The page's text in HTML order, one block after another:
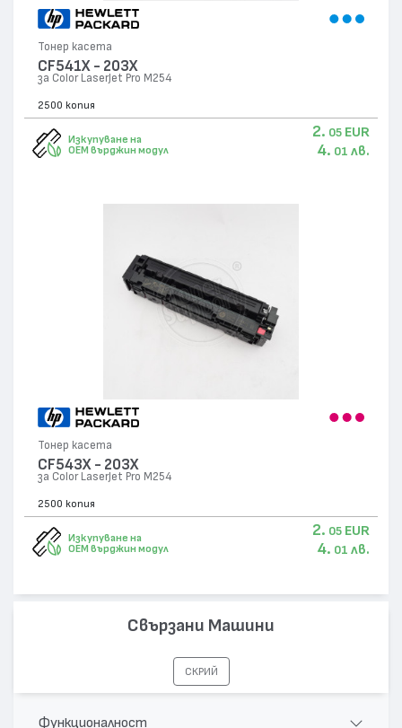
Тонер касета
CF541X - 203X
за Color LaserJet Pro M254
2500 копия
Изкупуване на
OEM върджин модул
2. 05 EUR
4. 01 лв.
Тонер касета
CF543X - 203X
за Color LaserJet Pro M254
2500 копия
Изкупуване на
OEM върджин модул
2. 05 EUR
4. 01 лв.
Свързани Машини
СКРИЙ
Функционалност